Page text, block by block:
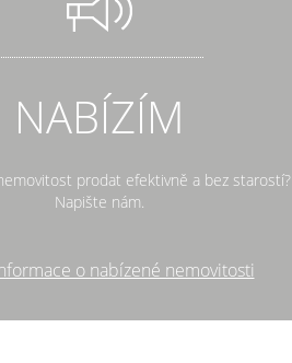
NABÍZÍM
prodat efektivně a bez starostí?
Napište nám.
o nabízené nemovitosti